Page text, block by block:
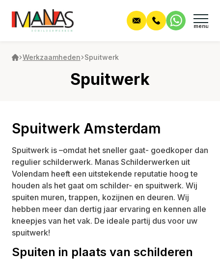
Alle werkzaamheden
Begeleiding
Nieuwbouw
Onderhoud
Renovatie – Houtrot
Schilderwerk
Projecten
Contact
Offerte aanvraag
Werkzaamheden Spuitwerk
Spuitwerk
Spuitwerk Amsterdam
Spuitwerk is –omdat het sneller gaat- goedkoper dan
regulier schilderwerk. Manas Schilderwerken uit
Volendam heeft een uitstekende reputatie hoog te
houden als het gaat om schilder- en spuitwerk. Wij
spuiten muren, trappen, kozijnen en deuren. Wij
hebben meer dan dertig jaar ervaring en kennen alle
kneepjes van het vak. De ideale partij dus voor uw
spuitwerk!
Spuiten in plaats van schilderen